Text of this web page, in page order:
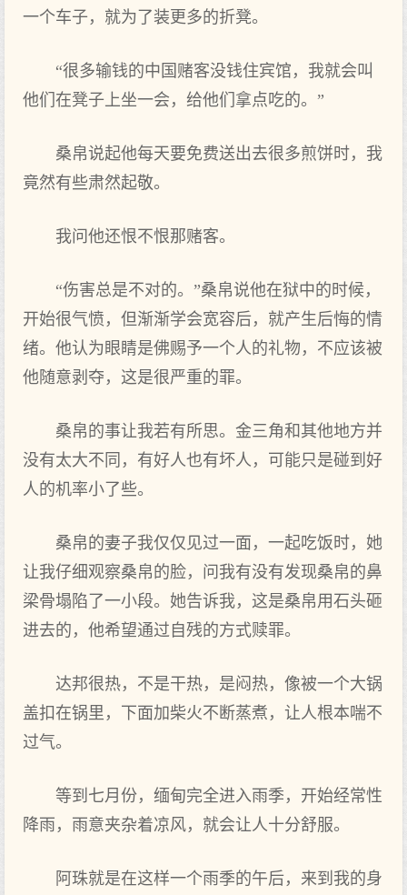
一个车子，就为了装更多的折凳。
“很多输钱的中国赌客没钱住宾馆，我就会叫
他们在凳子上坐一会，给他们拿点吃的。”
桑帛说起他每天要免费送出去很多煎饼时，我
竟然有些肃然起敬。
我问他还恨不恨那赌客。
“伤害总是不对的。”桑帛说他在狱中的时候，
开始很气愤，但渐渐学会宽容后，就产生后悔的情
绪。他认为眼睛是佛赐予一个人的礼物，不应该被
他随意剥夺，这是很严重的罪。
桑帛的事让我若有所思。金三角和其他地方并
没有太大不同，有好人也有坏人，可能只是碰到好
人的机率小了些。
桑帛的妻子我仅仅见过一面，一起吃饭时，她
让我仔细观察桑帛的脸，问我有没有发现桑帛的鼻
梁骨塌陷了一小段。她告诉我，这是桑帛用石头砸
进去的，他希望通过自残的方式赎罪。
达邦很热，不是干热，是闷热，像被一个大锅
盖扣在锅里，下面加柴火不断蒸煮，让人根本喘不
过气。
等到七月份，缅甸完全进入雨季，开始经常性
降雨，雨意夹杂着凉风，就会让人十分舒服。
阿珠就是在这样一个雨季的午后，来到我的身